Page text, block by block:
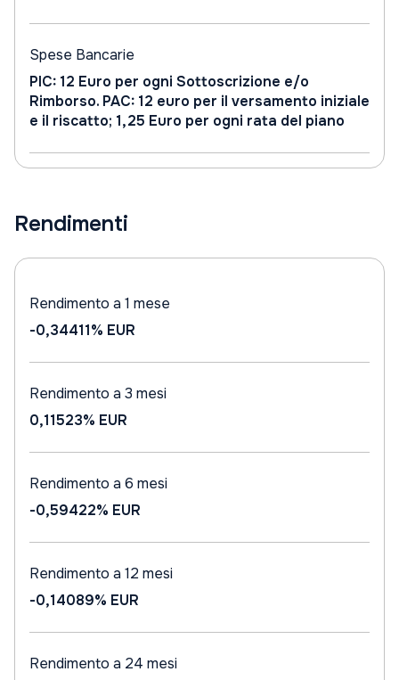
Spese Bancarie
PIC: 12 Euro per ogni Sottoscrizione e/o
Rimborso. PAC: 12 euro per il versamento iniziale
e il riscatto; 1,25 Euro per ogni rata del piano
Rendimenti
Rendimento a 1 mese
-0,34411% EUR
Rendimento a 3 mesi
0,11523% EUR
Rendimento a 6 mesi
-0,59422% EUR
Rendimento a 12 mesi
-0,14089% EUR
Rendimento a 24 mesi